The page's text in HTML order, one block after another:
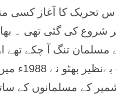
۔ اس تحریک کا آغاز
شروع کی گئی تھی ۔
تنگ آ چکے تھے
پاکستان
کے مسلمانوں کے ساتھ